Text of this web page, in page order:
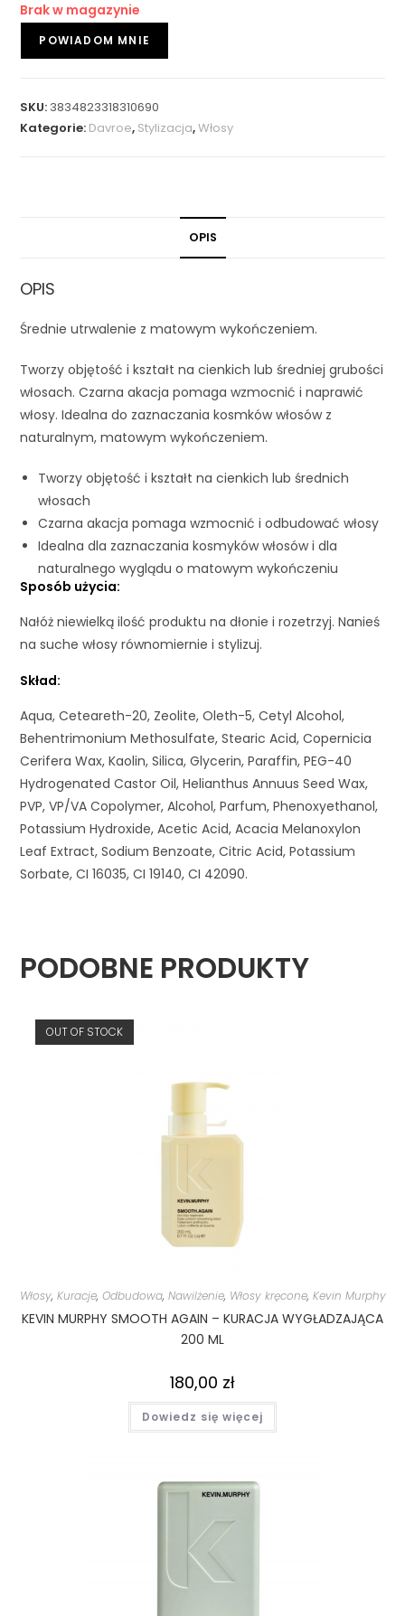
Brak w magazynie
SKU: 3834823318310690
Kategorie: Davroe, Stylizacja,Włosy
OPIS
OPIS
Średnie utrwalenie z matowym wykończeniem.
Tworzy objętość i kształt na cienkich lub średniej grubości
włosach. Czarna akacja pomaga wzmocnić i naprawić
włosy. Idealna do zaznaczania kosmków włosów z
naturalnym, matowym wykończeniem.
Tworzy objętość i kształt na cienkich lub średnich
włosach
Czarna akacja pomaga wzmocnić i odbudować włosy
Idealna dla zaznaczania kosmyków włosów i dla
naturalnego wyglądu o matowym wykończeniu
Sposób użycia:
Nałóż niewielką ilość produktu na dłonie i rozetrzyj. Nanieś
na suche włosy równomiernie i stylizuj.
Skład:
Aqua, Ceteareth-20, Zeolite, Oleth-5, Cetyl Alcohol,
Behentrimonium Methosulfate, Stearic Acid, Copernicia
Cerifera Wax, Kaolin, Silica, Glycerin, Paraffin, PEG-40
Hydrogenated Castor Oil, Helianthus Annuus Seed Wax,
PVP, VP/VA Copolymer, Alcohol, Parfum, Phenoxyethanol,
Potassium Hydroxide, Acetic Acid, Acacia Melanoxylon
Leaf Extract, Sodium Benzoate, Citric Acid, Potassium
Sorbate, CI 16035, CI 19140, CI 42090.
PODOBNE PRODUKTY
OUT OF STOCK
Włosy, Kuracje, Odbudowa, Nawilżenie, Włosy kręcone, Kevin Murphy
KEVIN MURPHY SMOOTH AGAIN – KURACJA WYGŁADZAJĄCA
200 ML
180,00 zł
Dowiedz się więcej